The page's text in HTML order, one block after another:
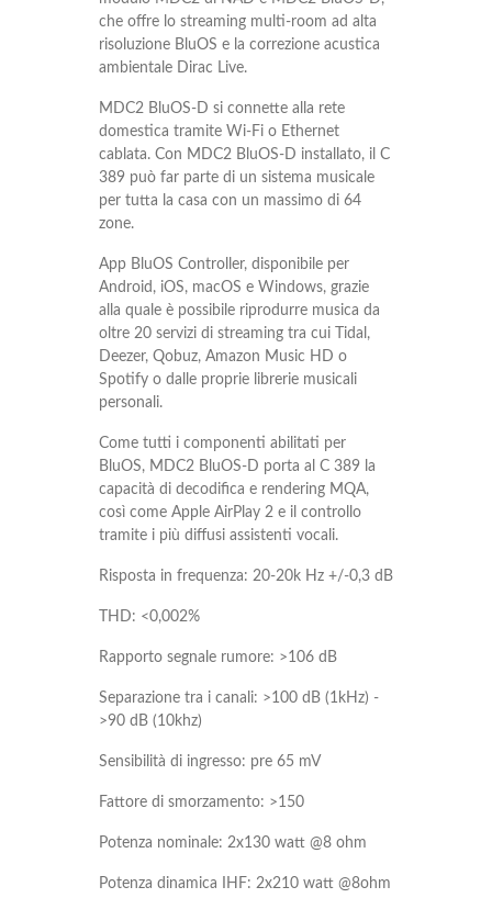
che offre lo streaming multi-room ad alta
risoluzione BluOS e la correzione acustica
ambientale Dirac Live.
MDC2 BluOS-D si connette alla rete
domestica tramite Wi-Fi o Ethernet
cablata. Con MDC2 BluOS-D installato, il C
389 può far parte di un sistema musicale
per tutta la casa con un massimo di 64
zone.
App BluOS Controller, disponibile per
Android, iOS, macOS e Windows, grazie
alla quale è possibile riprodurre musica da
oltre 20 servizi di streaming tra cui Tidal,
Deezer, Qobuz, Amazon Music HD o
Spotify o dalle proprie librerie musicali
personali.
Come tutti i componenti abilitati per
BluOS, MDC2 BluOS-D porta al C 389 la
capacità di decodifica e rendering MQA,
così come Apple AirPlay 2 e il controllo
tramite i più diffusi assistenti vocali.
Risposta in frequenza: 20-20k Hz +/-0,3 dB
THD: <0,002%
Rapporto segnale rumore: >106 dB
Separazione tra i canali: >100 dB (1kHz) -
>90 dB (10khz)
Sensibilità di ingresso: pre 65 mV
Fattore di smorzamento: >150
Potenza nominale: 2x130 watt @8 ohm
Potenza dinamica IHF: 2x210 watt @8ohm